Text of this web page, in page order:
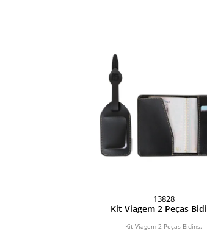
13828
Kit Viagem 2 Peças
Kit Viagem 2 Peças Bidins.